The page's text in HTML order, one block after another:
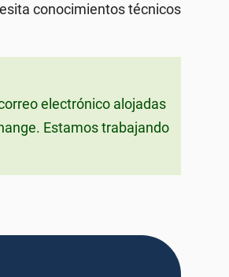
conocimientos técnicos
electrónico alojadas
Estamos trabajando